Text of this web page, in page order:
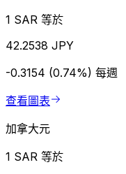
1 SAR 等於
42.2538 JPY
-0.3154 (0.74%) 每週
查看圖表
加拿大元
1 SAR 等於